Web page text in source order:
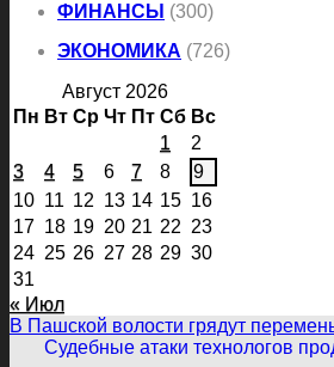
ФИНАНСЫ (300)
ЭКОНОМИКА (726)
Август 2026
Пн Вт Ср Чт Пт Сб Вс
1
2
3
4 5 6 7 8
9
10 11 12 13 14 15 16
17 18 19 20 21 22 23
24 25 26 27 28 29 30
31
« Июл
В Пашской волости грядут
Судебные атаки технологов